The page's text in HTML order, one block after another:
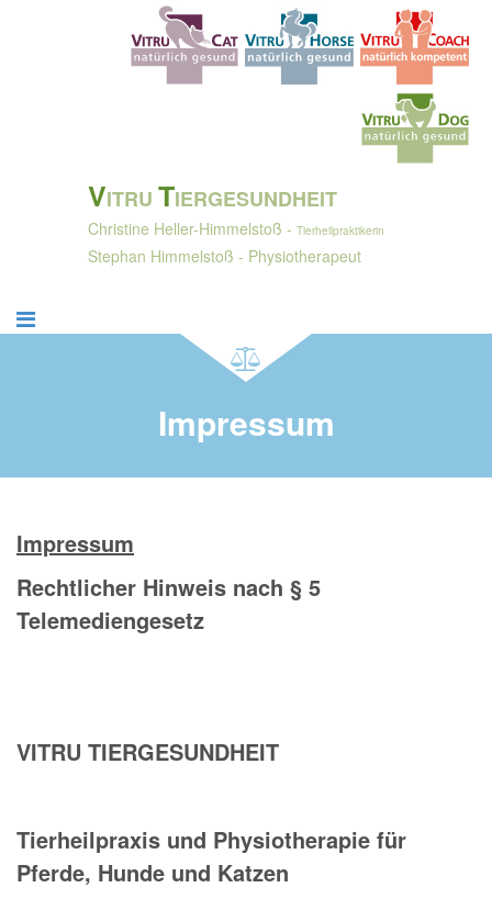
VITRU TIERGESUNDHEIT
Christine Heller-Himmelstoß - Tierheilpraktikerin
Stephan Himmelstoß - Physiotherapeut
Impressum
Impressum
Rechtlicher Hinweis nach § 5
Telemediengesetz
VITRU TIERGESUNDHEIT
Tierheilpraxis und Physiotherapie für
Pferde, Hunde und Katzen